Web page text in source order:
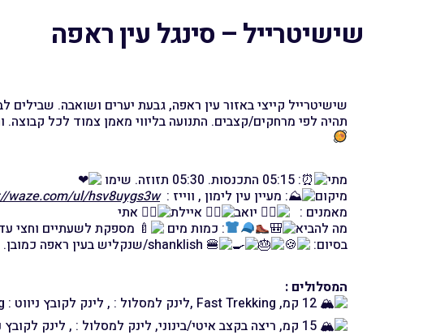
שישיטרייל – סינגל עין ראפה
שישיטרייל קייצי באזור עין ראפה, גבעת יערים ושואבה. שבילים
תהיה לפי מרחקים/קצבים. התנועה בליווי מאמן צמוד לכל קבוצה.
מתי
: 05:15 התכנסות. 05:30 תזוזה. שימו
מיקום
: מעיין עין לימון , ווייז :waze.com/ul/hsv8uygs3w
מאמנים :
יואב איילת
אתי
מה להביא
: כמות מים
מספקת לשעתיים וחצי עד
בסיום:
המסלולים :